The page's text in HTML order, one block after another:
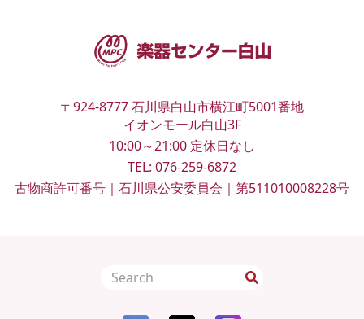
〒924-8777石川県白山市横江町5001番地
イオンモール白山3F
10:00～21:00 定休日なし
TEL: 076-259-6872
古物商許可番号｜石川県公安委員会｜第511010008228号